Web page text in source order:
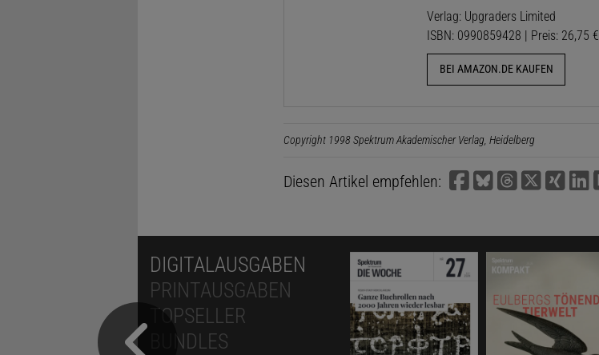
Verlag: Upgraders Limited
ISBN: 0990859428 | Preis: 26,75 €
BEI AMAZON.DE KAUFEN
Copyright 1998 Spektrum Akademischer Verlag, Heidelberg
Diesen Artikel empfehlen:
DIGITALAUSGABEN
PRINTAUSGABEN
TOPSELLER
BUNDLES